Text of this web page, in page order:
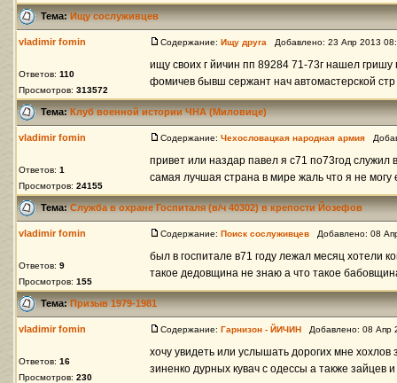
Тема:Ищу сослуживцев
vladimir fomin
Ответов: 110
Просмотров: 313572
Содержание: Ищу друга Добавлено: 23 Апр 2013
ищу своих г йичин пп 89284 71-73г нашел гришу
фомичев бывш сержант нач автомастерской
Тема:Клуб военной истории ЧНА (Миловице)
vladimir fomin
Ответов: 1
Просмотров: 24155
Содержание: Чехословацкая народная армия
привет или наздар павел я с71 по73год служил
самая лучшая страна в мире жаль что я не могу
Тема:Служба в охране Госпиталя (в/ч 40302) в крепости Йозефов
vladimir fomin
Ответов: 9
Просмотров: 155
Содержание: Поиск сослуживцев Добавлено: 08
был в госпитале в71 году лежал месяц хотели
такое дедовщина не знаю а что такое
Тема:Призыв 1979-1981
vladimir fomin
Ответов: 16
Просмотров: 230
Содержание: Гарнизон - ЙИЧИН Добавлено: 08
хочу увидеть или услышать дорогих мне хохлов
зиненко дурных кувач с одессы а также зайцев